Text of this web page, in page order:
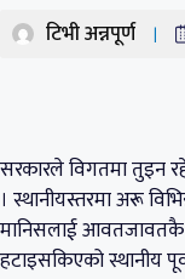
टिभी अन्नपूर्ण
सरकारले विगतमा तुइन
। स्थानीयस्तरमा अरू
मानिसलाई
हटाइसकिएको स्थानीय